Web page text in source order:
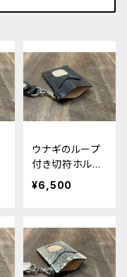
ウナギのループ
付き切符ホルダ
ー
¥6,500